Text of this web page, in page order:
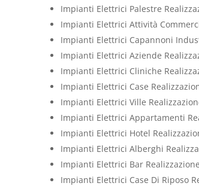
Impianti Elettrici Palestre
Impianti Elettrici Attività
Impianti Elettrici Capannoni
Impianti Elettrici Aziende
Impianti Elettrici Cliniche
Impianti Elettrici Case
Impianti Elettrici Ville
Impianti Elettrici Appartamenti
Impianti Elettrici Hotel
Impianti Elettrici Alberghi
Impianti Elettrici Bar Realizzazione
Impianti Elettrici Case Di Riposo